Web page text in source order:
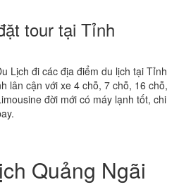
tour tại Tỉnh
Lịch đi các địa điểm du lịch tại Tỉnh
lân cận với xe 4 chỗ, 7 chỗ, 16 chỗ,
đời mới có máy lạnh tốt, chi
Quảng Ngãi